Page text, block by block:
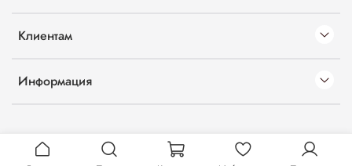
Клиентам
Информация